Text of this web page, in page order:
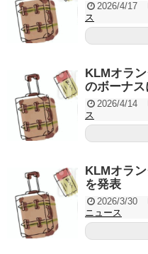
2026/4/17
ス
KLMオラ
のボーナ
2026/4/14
ス
KLMオラ
を発表
2026/3/30
ニュース